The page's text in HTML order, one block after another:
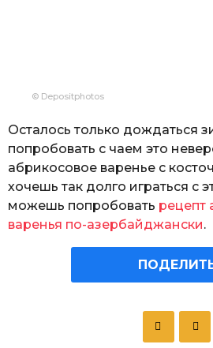
© Depositphotos
Осталось только дождаться
попробовать с чаем это
абрикосовое варенье с
хочешь так долго играться с
можешь попробовать рецепт
варенья по-азербайджански.